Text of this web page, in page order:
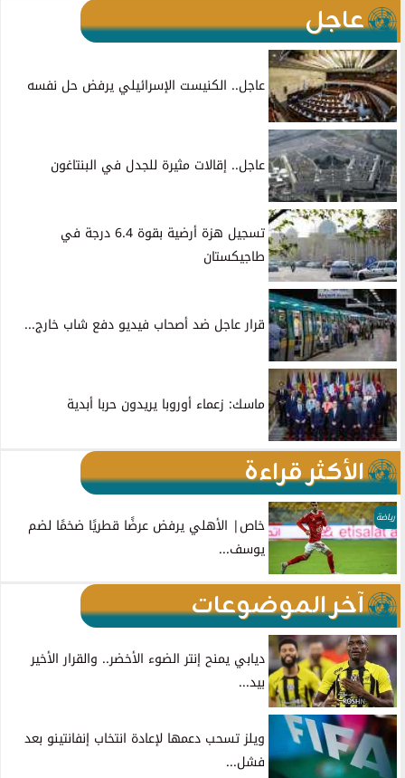
عاجل
عاجل.. الكنيست الإسرائيلي يرفض حل نفسه
عاجل.. إقالات مثيرة للجدل في البنتاغون
تسجيل هزة أرضية بقوة 6.4 درجة في
طاجيكستان
قرار عاجل ضد أصحاب فيديو دفع شاب خارج...
ماسك: زعماء أوروبا يريدون حربا أبدية
الأكثر قراءة
رياضة
خاص| الأهلي يرفض عرضًا قطريًا ضخمًا لضم
يوسف...
آخر الموضوعات
ديابي يمنح إنتر الضوء الأخضر.. والقرار الأخير
بيد...
ويلز تسحب دعمها لإعادة انتخاب إنفانتينو بعد
فشل...